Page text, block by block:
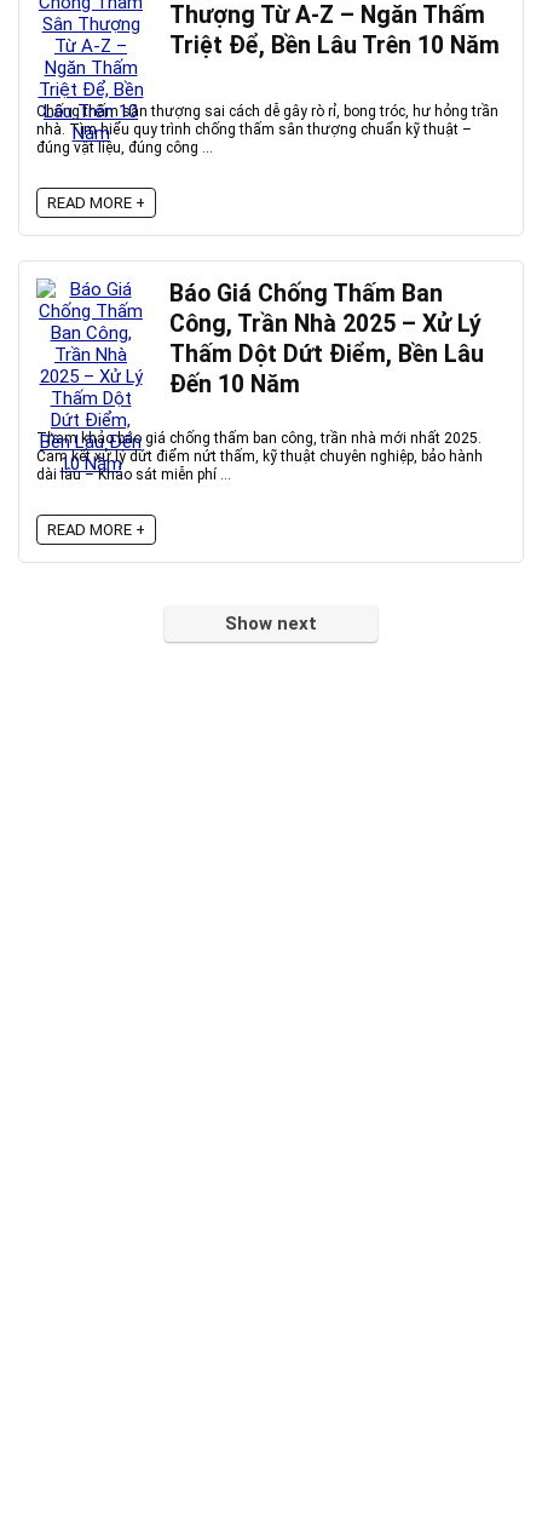
Thượng Từ A-Z – Ngăn Thấm
Triệt Để, Bền Lâu Trên 10 Năm
Chống thấm sân thượng sai cách dễ gây rò rỉ, bong tróc, hư hỏng trần
nhà. Tìm hiểu quy trình chống thấm sân thượng chuẩn kỹ thuật –
đúng vật liệu, đúng công ...
READ MORE +
Báo Giá Chống Thấm Ban
Công, Trần Nhà 2025 – Xử Lý
Thấm Dột Dứt Điểm, Bền Lâu
Đến 10 Năm
Tham khảo báo giá chống thấm ban công, trần nhà mới nhất 2025.
Cam kết xử lý dứt điểm nứt thấm, kỹ thuật chuyên nghiệp, bảo hành
dài lâu – Khảo sát miễn phí ...
READ MORE +
Show next